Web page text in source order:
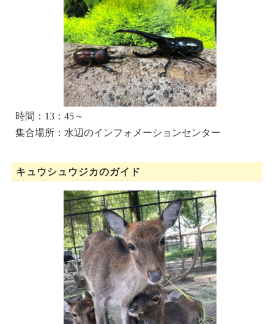
時間：13：45～
集合場所：水辺のインフォメーションセンター
キュウシュウジカのガイド